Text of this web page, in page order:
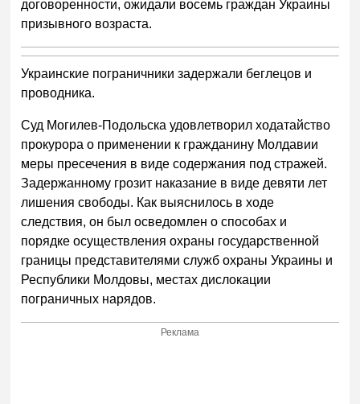
договоренности, ожидали восемь граждан Украины
призывного возраста.
Украинские пограничники задержали беглецов и
проводника.
Суд Могилев-Подольска удовлетворил ходатайство
прокурора о применении к гражданину Молдавии
меры пресечения в виде содержания под стражей.
Задержанному грозит наказание в виде девяти лет
лишения свободы. Как выяснилось в ходе
следствия, он был осведомлен о способах и
порядке осуществления охраны государственной
границы представителями служб охраны Украины и
Республики Молдовы, местах дислокации
пограничных нарядов.
Реклама